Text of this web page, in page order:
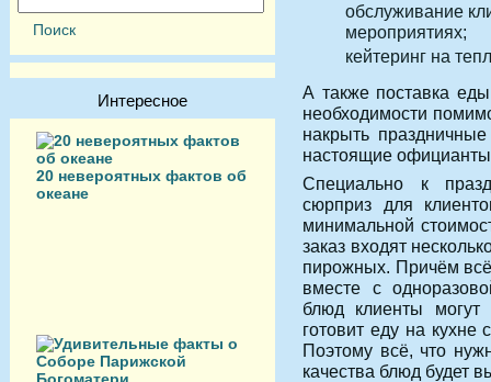
Интересное
20 невероятных фактов об
океане
обслуживание
мероприятиях;
кейтеринг на
А также поставка
необходимости
накрыть
настоящие
Специально к
сюрприз для
минимальной
заказ входят
пирожных. Причём всё
вместе с
блюд клиенты могут
готовит еду на кухне
Поэтому всё, что
качества блюд будет